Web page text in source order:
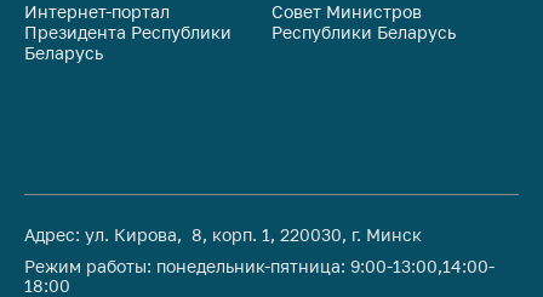
Предостережения и
предупреждения
Маркировка
Упрощение условий
ведения бизнеса
Интернет-портал
Президента Республики
Беларусь
Совет Министров
Республики Беларусь
Адрес: ул. Кирова, 8, корп. 1, 220030, г. Минск
Режим работы: понедельник-пятница: 9:00-13:00,14:00-
18:00